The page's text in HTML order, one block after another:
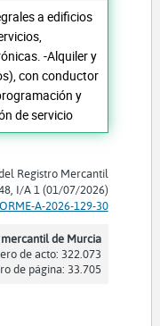
a edificios
-Alquiler y
con conductor
y
de servicio
Registro Mercantil
I/A 1 (01/07/2026)
A-2026-129-30
de Murcia
de acto: 322.073
de página: 33.705